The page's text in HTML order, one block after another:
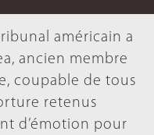
américain a
ancien membre
coupable de tous
retenus
d’émotion pour